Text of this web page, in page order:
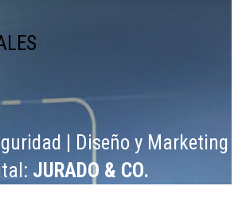
| Diseño y Marketing
JURADO & CO.